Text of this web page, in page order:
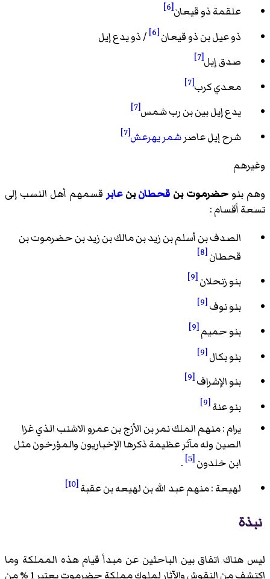
علقمة ذو قيعان[6]
ذو عيل بن ذو قيعان[6]
/ ذو يدع إيل
صدق إيل[7]
معدي كرب[7]
يدع إيل بين بن رب شمس[7]
شرح إيل عاصرشمر يهرعش[7]
وغيرهم
وهم بنو حضرموت بن قحطانبنعابر قسمهم أهل النسب إلى
تسعة أقسام :
الصدف بن أسلم بن زيد بن مالك بن زيد بن حضرموت بن
قحطان[8]
بنو زنحلان[9]
بنو نوف[9]
بنو حميم[9]
بنو بكال[9]
بنو الإشراف[9]
بنو عنة[9]
يرام : منهم الملك نمر بن الأزج بن عمرو الاشنب الذي غزا
الصين وله مآثر عظيمة ذكرها الإخباريون والمؤرخون مثل
ابن خلدون[5]
.
لهيعة : منهم عبد الله بن لهيعه بن عقبة[10]
نبذة
ليس هناك اتفاق بين الباحثين عن مبدأ قيام هذه المملكة وما
اكتشف من النقوش والآثار لملوك مملكة حضرموت يعتبر 1 % من